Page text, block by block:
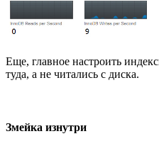
Еще, главное настроить
туда, а не читались с диска.
Змейка изнутри